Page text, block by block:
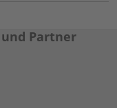
Partner